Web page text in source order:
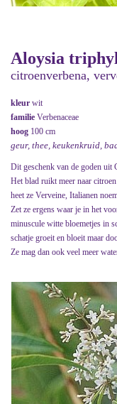
Aloysia
citroenverbena,
kleur wit
familie Verbenaceae
hoog 100 cm
geur, thee, keukenkruid,
Dit geschenk van de goden uit
Het blad ruikt meer naar
heet ze Verveine, Italianen
Zet ze ergens waar je in het
minuscule witte bloemetjes in
schatje groeit en bloeit maar
Ze mag dan ook veel meer